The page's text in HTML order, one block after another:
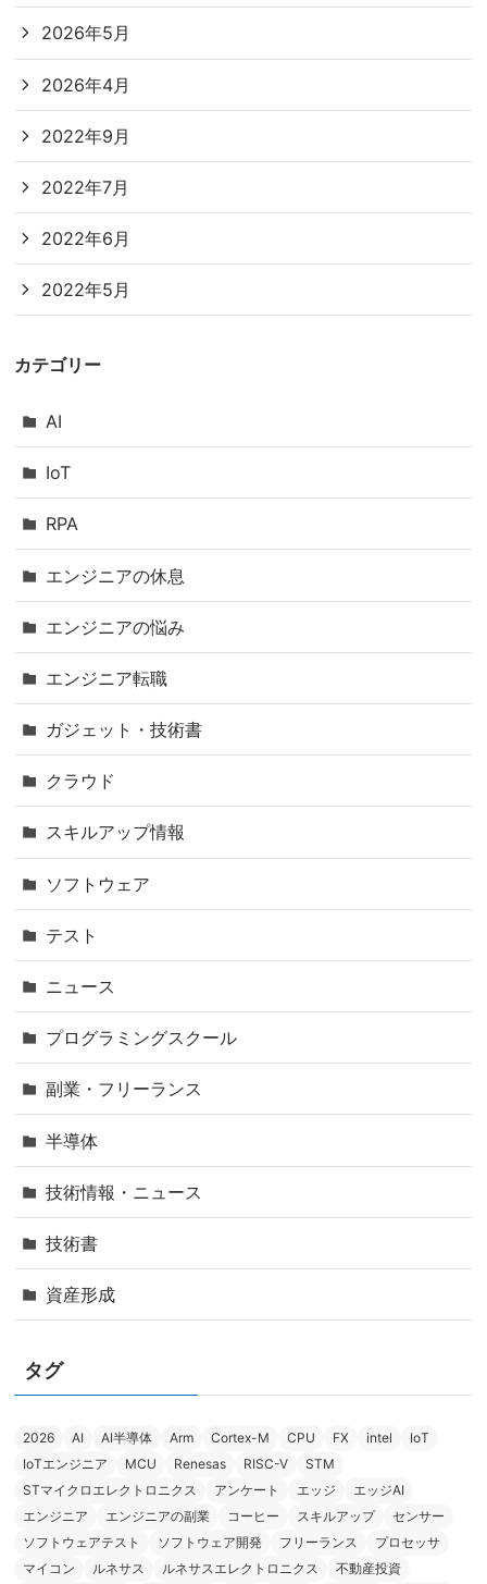
2026年5月
2026年4月
2022年9月
2022年7月
2022年6月
2022年5月
カテゴリー
AI
IoT
RPA
エンジニアの休息
エンジニアの悩み
エンジニア転職
ガジェット・技術書
クラウド
スキルアップ情報
ソフトウェア
テスト
ニュース
プログラミングスクール
副業・フリーランス
半導体
技術情報・ニュース
技術書
資産形成
タグ
2026 AI AI半導体 Arm Cortex-M CPU FX intel
IoT
IoTエンジニア
MCU Renesas RISC-V
STM
STマイクロエレクトロニクス
アンケート エッジ
エッジAI
エンジニア
エンジニアの副業 コーヒー スキルアップ
センサー
ソフトウェアテスト
ソフトウェア開発 フリーランス
プロセッサ
マイコン
ルネサス ルネサスエレクトロニクス 不動産投資